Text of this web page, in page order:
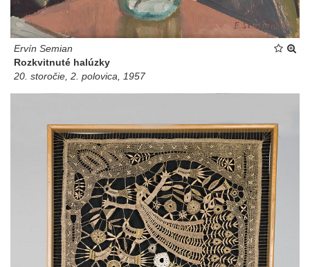
Ervín Semian
Rozkvitnuté halúzky
20. storočie, 2. polovica, 1957